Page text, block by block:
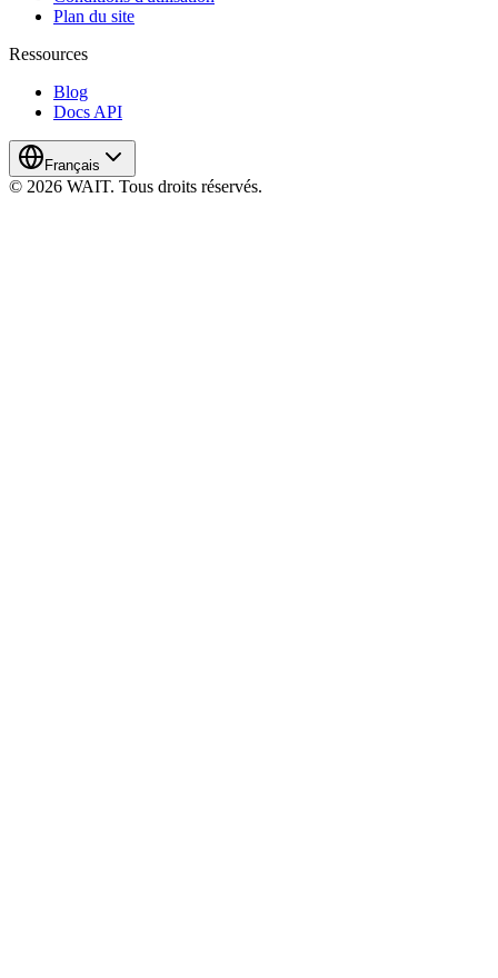
Plan du site
Ressources
Blog
Docs API
Français
© 2026 WAIT. Tous droits réservés.